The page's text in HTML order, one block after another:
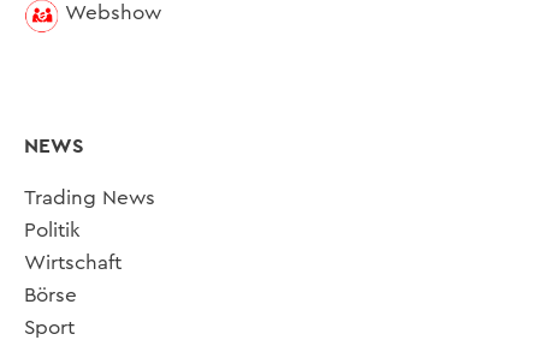
Webshow
NEWS
Trading News
Politik
Wirtschaft
Börse
Sport